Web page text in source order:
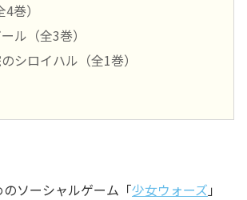
巻）
ル（全3巻）
シロイハル（全1巻）
ソーシャルゲーム「少女ウォーズ 」